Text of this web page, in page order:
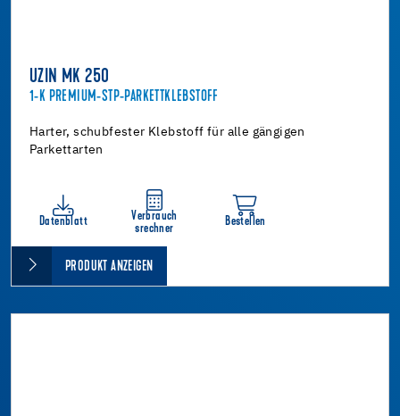
UZIN MK 250
1-K PREMIUM-STP-PARKETTKLEBSTOFF
Harter, schubfester Klebstoff für alle gängigen
Parkettarten
Datenblatt
Verbrauch
srechner
Bestellen
PRODUKT ANZEIGEN